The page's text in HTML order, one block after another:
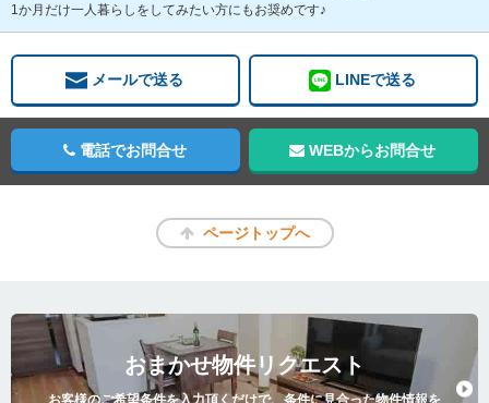
1か月だけ一人暮らしをしてみたい方にもお奨めです♪
メールで送る LINEで送る
電話でお問合せ WEBからお問合せ
ページトップへ
おまかせ物件リクエスト
お客様のご希望条件を入力頂くだけで、条件に見合った物件情報を